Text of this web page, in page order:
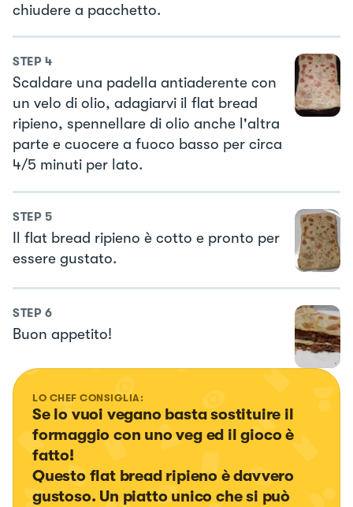
chiudere a pacchetto.
STEP 4
Scaldare una padella antiaderente con
un velo di olio, adagiarvi il flat bread
ripieno, spennellare di olio anche l'altra
parte e cuocere a fuoco basso per circa
4/5 minuti per lato.
STEP 5
Il flat bread ripieno è cotto e pronto per
essere gustato.
STEP 6
Buon appetito!
LO CHEF CONSIGLIA:
Se lo vuoi vegano basta sostituire il
formaggio con uno veg ed il gioco è
fatto!
Questo flat bread ripieno è davvero
gustoso. Un piatto unico che si può